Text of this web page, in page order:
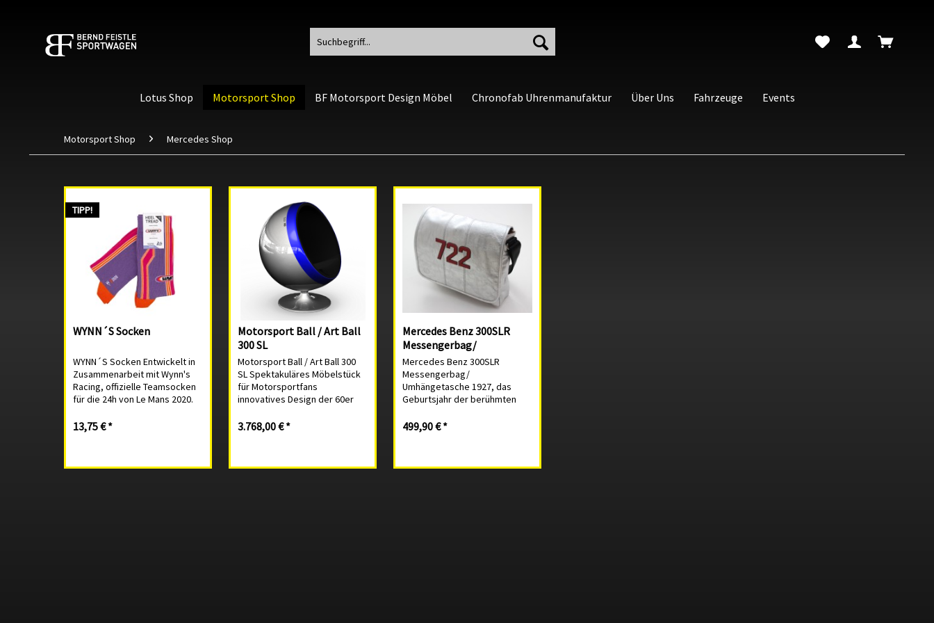
Lotus Shop Motorsport Shop BF Motorsport Design Möbel Chronofab Uhrenmanufaktur Über Uns Fahrzeuge Events
Motorsport Shop Mercedes Shop
TIPP!
WYNN´S Socken
WYNN´S Socken Entwickelt in
Zusammenarbeit mit Wynn's
Racing, offizielle Teamsocken
für die 24h von Le Mans 2020.
Polyamide, 3% Elasthan.
13,75 € *
Motorsport Ball / Art Ball
300 SL
Motorsport Ball / Art Ball 300
SL Spektakuläres Möbelstück
für Motorsportfans
innovatives Design der 60er
Motorsport Ball Chair mit
3.768,00 € *
Mercedes Benz 300SLR
Messengerbag/
Umhängetasche
Mercedes Benz 300SLR
Messengerbag/
Umhängetasche 1927, das
Geburtsjahr der berühmten
Rennen quer durch Italien. 1955
499,90 € *